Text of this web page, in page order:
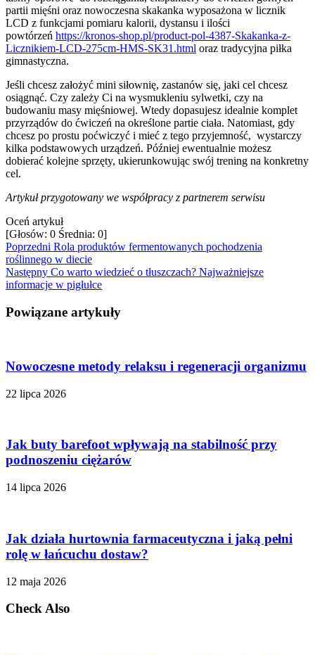
partii mięśni oraz nowoczesna skakanka wyposażona w licznik
LCD z funkcjami pomiaru kalorii, dystansu i ilości
powtórzeń https://kronos-shop.pl/product-pol-4387-Skakanka-z-
Licznikiem-LCD-275cm-HMS-SK31.html oraz tradycyjna piłka
gimnastyczna.
Jeśli chcesz założyć mini siłownię, zastanów się, jaki cel chcesz
osiągnąć. Czy zależy Ci na wysmukleniu sylwetki, czy na
budowaniu masy mięśniowej. Wtedy dopasujesz idealnie komplet
przyrządów do ćwiczeń na określone partie ciała. Natomiast, gdy
chcesz po prostu poćwiczyć i mieć z tego przyjemność, wystarczy
kilka podstawowych urządzeń. Później ewentualnie możesz
dobierać kolejne sprzęty, ukierunkowując swój trening na konkretny
cel.
Artykuł przygotowany we współpracy z partnerem serwisu
Oceń artykuł
[Głosów: 0 Średnia: 0]
Poprzedni Rola produktów fermentowanych pochodzenia
roślinnego w diecie
Następny Co warto wiedzieć o tłuszczach? Najważniejsze
informacje w pigłułce
Powiązane artykuły
Nowoczesne metody relaksu i regeneracji organizmu
22 lipca 2026
Jak buty barefoot wpływają na stabilność przy
podnoszeniu ciężarów
14 lipca 2026
Jak działa hurtownia farmaceutyczna i jaką pełni
rolę w łańcuchu dostaw?
12 maja 2026
Check Also